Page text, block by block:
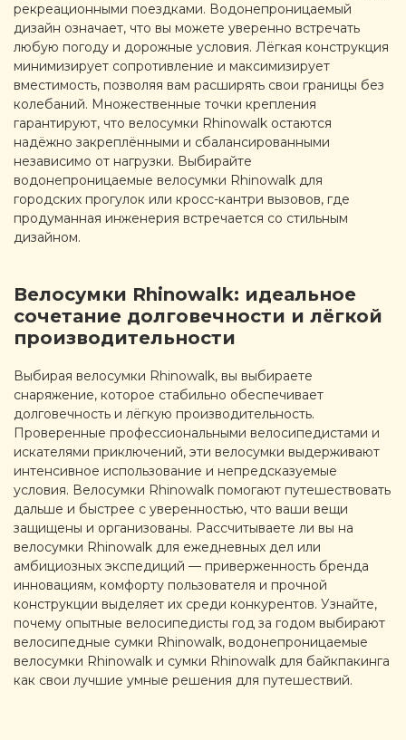
рекреационными поездками. Водонепроницаемый
дизайн означает, что вы можете уверенно встречать
любую погоду и дорожные условия. Лёгкая конструкция
минимизирует сопротивление и максимизирует
вместимость, позволяя вам расширять свои границы без
колебаний. Множественные точки крепления
гарантируют, что велосумки Rhinowalk остаются
надёжно закреплёнными и сбалансированными
независимо от нагрузки. Выбирайте
водонепроницаемые велосумки Rhinowalk для
городских прогулок или кросс-кантри вызовов, где
продуманная инженерия встречается со стильным
дизайном.
Велосумки Rhinowalk: идеальное
сочетание долговечности и лёгкой
производительности
Выбирая велосумки Rhinowalk, вы выбираете
снаряжение, которое стабильно обеспечивает
долговечность и лёгкую производительность.
Проверенные профессиональными велосипедистами и
искателями приключений, эти велосумки выдерживают
интенсивное использование и непредсказуемые
условия. Велосумки Rhinowalk помогают путешествовать
дальше и быстрее с уверенностью, что ваши вещи
защищены и организованы. Рассчитываете ли вы на
велосумки Rhinowalk для ежедневных дел или
амбициозных экспедиций — приверженность бренда
инновациям, комфорту пользователя и прочной
конструкции выделяет их среди конкурентов. Узнайте,
почему опытные велосипедисты год за годом выбирают
велосипедные сумки Rhinowalk, водонепроницаемые
велосумки Rhinowalk и сумки Rhinowalk для байкпакинга
как свои лучшие умные решения для путешествий.